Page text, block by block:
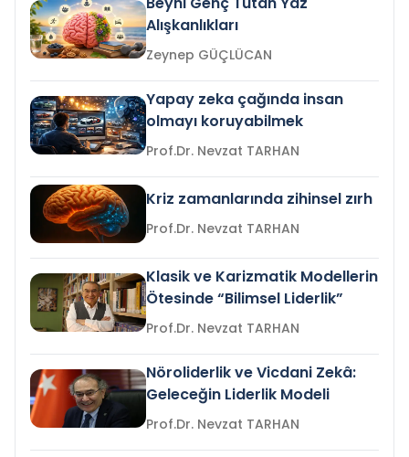
Alışkanlıkları
Zeynep GÜÇLÜCAN
Yapay zeka çağında insan
olmayı koruyabilmek
Prof.Dr. Nevzat TARHAN
Kriz zamanlarında zihinsel zırh
Prof.Dr. Nevzat TARHAN
Klasik ve Karizmatik Modellerin
Ötesinde “Bilimsel Liderlik”
Prof.Dr. Nevzat TARHAN
Nöroliderlik ve Vicdani Zekâ:
Geleceğin Liderlik Modeli
Prof.Dr. Nevzat TARHAN